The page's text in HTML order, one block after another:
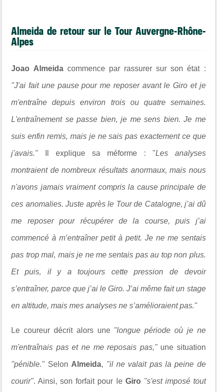
Almeida de retour sur le Tour Auvergne-Rhône-
Alpes
Joao Almeidacommence par rassurer sur son état :
"J'ai fait une pause pour me reposer avant le Giro et je
m'entraîne depuis environ trois ou quatre semaines.
L'entraînement se passe bien, je me sens bien. Je me
suis enfin remis, mais je ne sais pas exactement ce que
j'avais." Il explique sa méforme : "Les analyses
montraient de nombreux résultats anormaux, mais nous
n'avons jamais vraiment compris la cause principale de
ces anomalies. Juste après le Tour de Catalogne, j’ai dû
me reposer pour récupérer de la course, puis j’ai
commencé à m’entraîner petit à petit. Je ne me sentais
pas trop mal, mais je ne me sentais pas au top non plus.
Et puis, il y a toujours cette pression de devoir
s’entraîner, parce que j’ai le Giro. J’ai même fait un stage
en altitude, mais mes analyses ne s’amélioraient pas."
Le coureur décrit alors une "longue période où je ne
m'entraînais pas et ne me reposais pas,"une situation
"pénible." Selon Almeida, "il ne valait pas la peine de
courir". Ainsi, son forfait pour le Giro "s'est imposé tout